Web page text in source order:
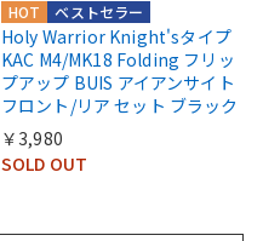
HOT ベストセラー
Holy Warrior Knight'sタイプ
KAC M4/MK18 Folding フリッ
プアップ BUIS アイアンサイト
フロント/リア セット ブラック
￥3,980
SOLD OUT